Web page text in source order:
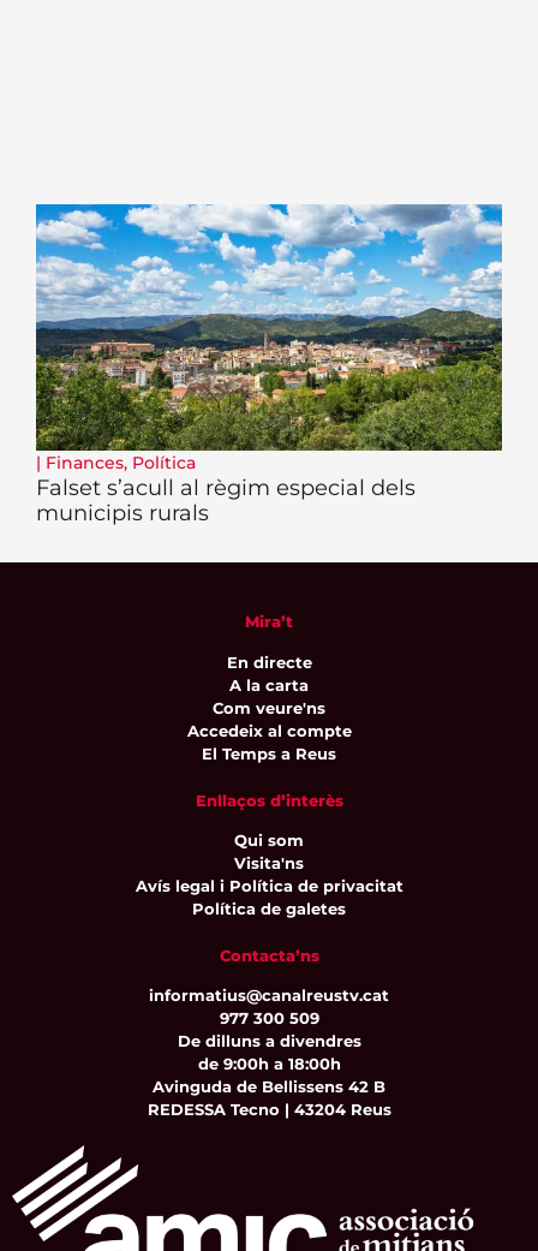
| Finances, Política
Falset s’acull al règim especial dels
municipis rurals
Mira’t
En directe
A la carta
Com veure'ns
Accedeix al compte
El Temps a Reus
Enllaços d’interès
Qui som
Visita'ns
Avís legal i Política de privacitat
Política de galetes
Contacta’ns
informatius@canalreustv.cat
977 300 509
De dilluns a divendres
de 9:00h a 18:00h
Avinguda de Bellissens 42 B
REDESSA Tecno | 43204 Reus